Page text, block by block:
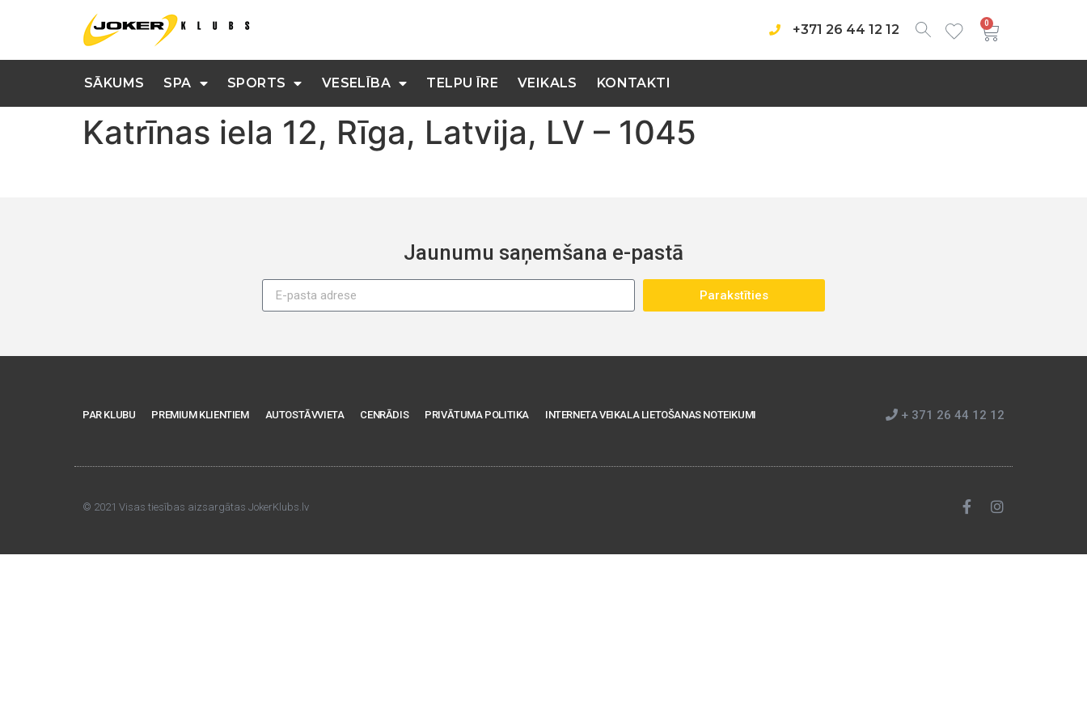
+371 26 44 12 12 0
SĀKUMS SPA SPORTS VESELĪBA TELPU ĪRE VEIKALS KONTAKTI
Katrīnas iela 12, Rīga, Latvija, LV – 1045
Jaunumu saņemšana e-pastā
Parakstīties
PAR KLUBU PREMIUM KLIENTIEM AUTOSTĀVVIETA CENRĀDIS PRIVĀTUMA POLITIKA INTERNETA VEIKALA LIETOŠANAS NOTEIKUMI + 371 26 44 12 12
© 2021 Visas tiesības aizsargātas JokerKlubs.lv